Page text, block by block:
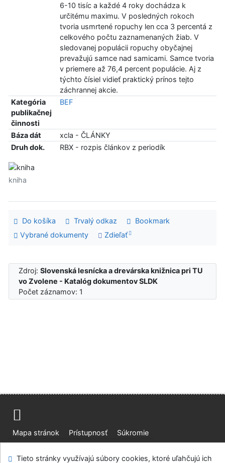
6-10 tisíc a každé 4 roky dochádza k
určitému maximu. V posledných rokoch
tvoria usmrtené ropuchy len cca 3 percentá z
celkového počtu zaznamenaných žiab. V
sledovanej populácii ropuchy obyčajnej
prevažujú samce nad samicami. Samce tvoria
v priemere až 76,4 percent populácie. Aj z
týchto čísiel vidieť praktický prínos tejto
záchrannej akcie.
Kategória
publikačnej
činnosti
BEF
Báza dát
xcla - ČLÁNKY
Druh dok.
RBX - rozpis článkov z periodík
kniha
Do košíka Trvalý odkaz
Bookmark
Vybrané dokumenty
Zdieľať
Zdroj:Slovenská lesnícka a drevárska knižnica pri TU
vo Zvolene - Katalóg dokumentov SLDK
Počet záznamov: 1
Mapa stránok Prístupnosť
Súkromie
Tieto stránky využívajú súbory cookies, ktoré uľahčujú ich